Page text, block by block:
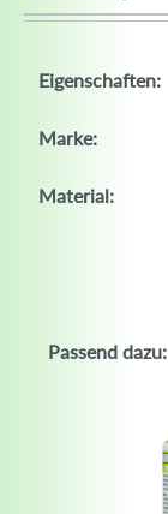
Eigenschaften:
Marke:
Material:
Passend dazu: